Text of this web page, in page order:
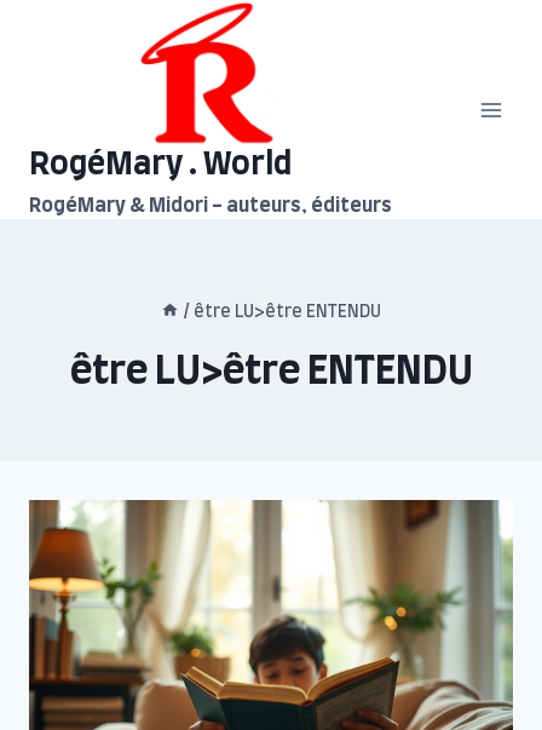
RogéMary . World
RogéMary & Midori - auteurs, éditeurs
/ être LU>être ENTENDU
être LU>être ENTENDU